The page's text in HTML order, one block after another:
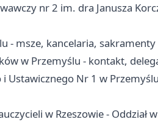
nr 2 im. dra Janusza
- msze, kancelaria, sakramenty
w Przemyślu - kontakt,
Ustawicznego Nr 1 w
w Rzeszowie - Oddział